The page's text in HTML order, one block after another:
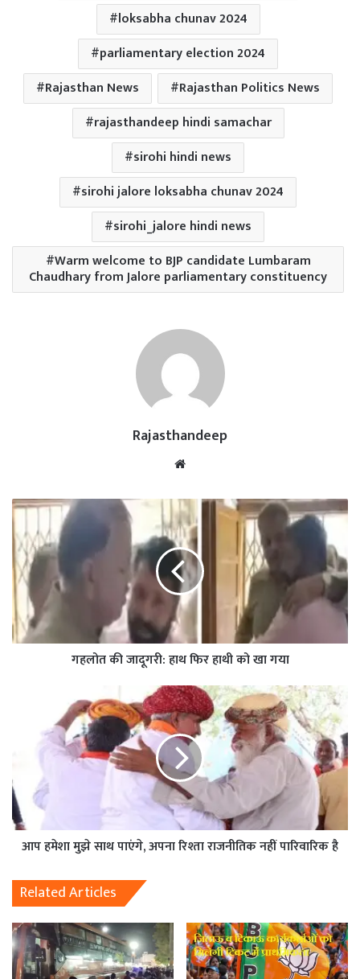
loksabha chunav 2024
parliamentary election 2024
Rajasthan News
Rajasthan Politics News
rajasthandeep hindi samachar
sirohi hindi news
sirohi jalore loksabha chunav 2024
sirohi_jalore hindi news
Warm welcome to BJP candidate Lumbaram
Chaudhary from Jalore parliamentary constituency
Rajasthandeep
गहलोत की जादूगरी: हाथ फिर हाथी को खा गया
आप हमेशा मुझे साथ पाएंगे, अपना रिश्ता राजनीतिक नहीं पारिवारिक है
Related Articles